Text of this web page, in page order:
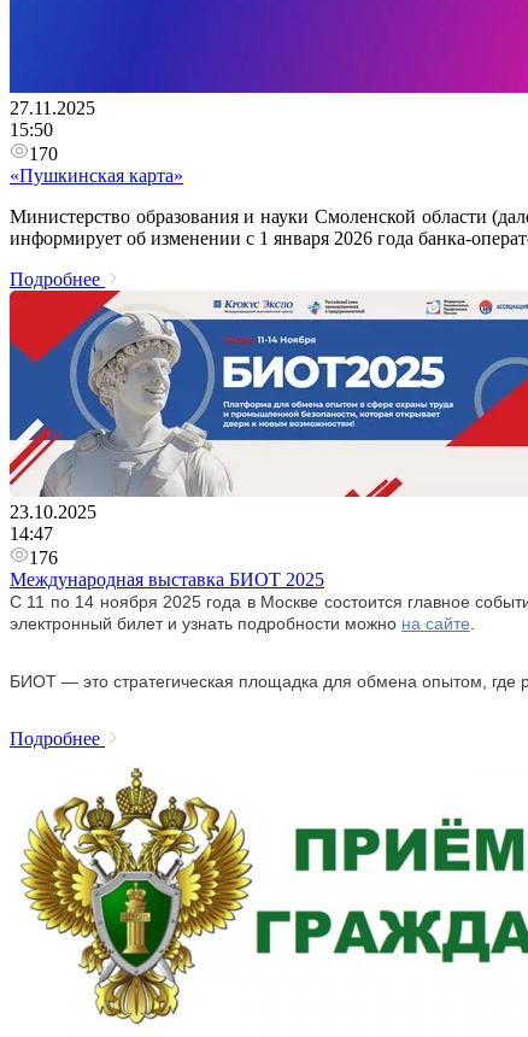
27.11.2025
15:50
170
«Пушкинская карта»
Министерство образования и науки Смоленской области
информирует об изменении с 1 января 2026 года банка-
Подробнее
23.10.2025
14:47
176
Международная выставка БИОТ 2025
С 11 по 14 ноября 2025 года в Москве состоится главное
электронный билет и узнать подробности можно на сайте
БИОТ — это стратегическая площадка для обмена опытом, где
Подробнее